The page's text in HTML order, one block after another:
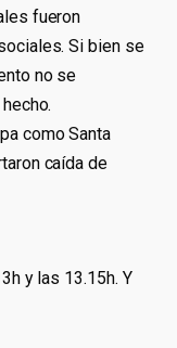
fueron
Si bien se
no se
como Santa
caída de
y las 13.15h. Y